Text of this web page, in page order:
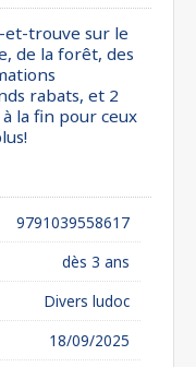
et-trouve sur le
de la forêt, des
rabats, et 2
la fin pour ceux
9791039558617
dès 3 ans
Divers ludoc
18/09/2025